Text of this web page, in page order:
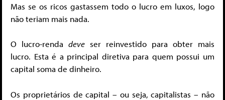
Mas se os ricos gastassem todo o lucro em luxos, logo
não teriam mais nada.
O lucro-renda deve ser reinvestido para obter mais
lucro. Esta é a principal diretiva para quem possui um
capital soma de dinheiro.
Os proprietários de capital – ou seja, capitalistas – não